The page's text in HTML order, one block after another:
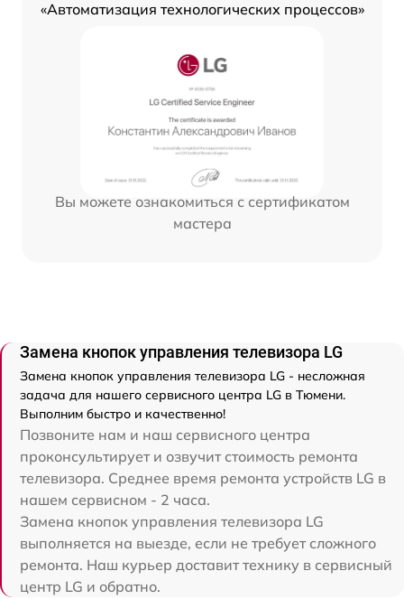
«Автоматизация технологических процессов»
Вы можете ознакомиться с сертификатом
мастера
Замена кнопок управления телевизора LG
Замена кнопок управления телевизора LG - несложная
задача для нашего сервисного центра LG в Тюмени.
Выполним быстро и качественно!
Позвоните нам и наш сервисного центра
проконсультирует и озвучит стоимость ремонта
телевизора. Среднее время ремонта устройств LG в
нашем сервисном - 2 часа.
Замена кнопок управления телевизора LG
выполняется на выезде, если не требует сложного
ремонта. Наш курьер доставит технику в сервисный
центр LG и обратно.